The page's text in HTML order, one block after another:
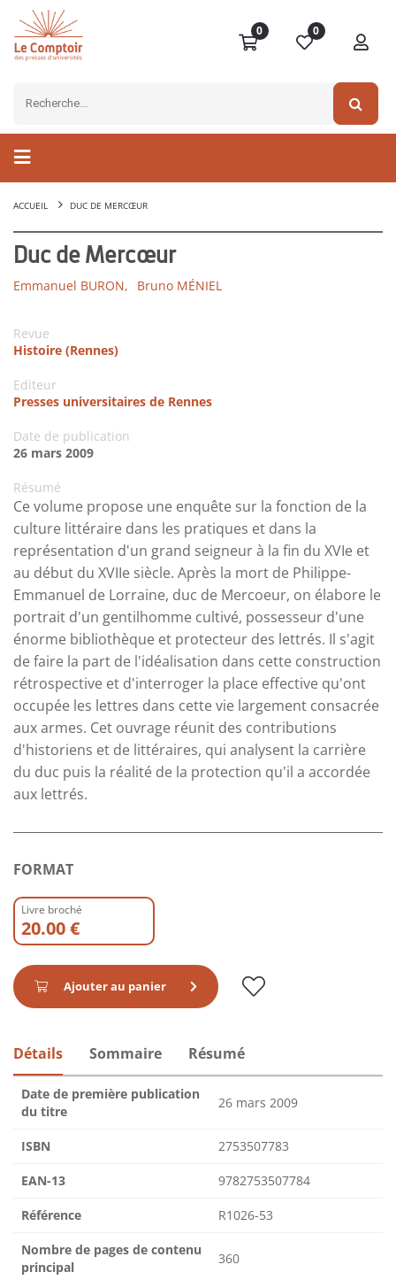
0 0
ACCUEIL DUC DE MERCŒUR
Duc de Mercœur
Emmanuel BURON, Bruno MÉNIEL
Revue
Histoire (Rennes)
Editeur
Presses universitaires de Rennes
Date de publication
26 mars 2009
Résumé
Ce volume propose une enquête sur la fonction de la
culture littéraire dans les pratiques et dans la
représentation d'un grand seigneur à la fin du XVIe et
au début du XVIIe siècle. Après la mort de Philippe-
Emmanuel de Lorraine, duc de Mercoeur, on élabore le
portrait d'un gentilhomme cultivé, possesseur d'une
énorme bibliothèque et protecteur des lettrés. Il s'agit
de faire la part de l'idéalisation dans cette construction
rétrospective et d'interroger la place effective qu'ont
occupée les lettres dans cette vie largement consacrée
aux armes. Cet ouvrage réunit des contributions
d'historiens et de littéraires, qui analysent la carrière
du duc puis la réalité de la protection qu'il a accordée
aux lettrés.
FORMAT
Livre broché
20.00 €
Ajouter au panier
Détails Sommaire Résumé
Date de première publication
du titre
26 mars 2009
ISBN 2753507783
EAN-13 9782753507784
Référence R1026-53
Nombre de pages de contenu
principal
360